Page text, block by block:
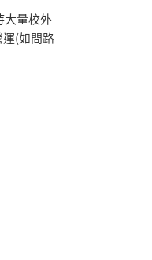
大量校外
(如問路